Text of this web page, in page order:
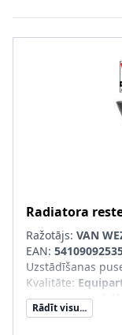
Radiatora
Ražotājs: VAN
EAN:
Uzstādīšanas
Kvalitāte:
Garantija:ar
SVHC:Nesatur
Rādīt visu...